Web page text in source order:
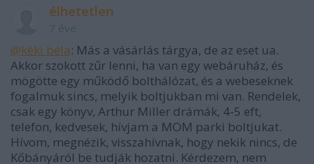
élhetetlen
@kéki béla: Más a vásárlás tárgya, de az eset ua.
Akkor szokott zűr lenni, ha van egy webáruház, és
mögötte egy működő bolthálózat, és a webeseknek
fogalmuk sincs, melyik boltjukban mi van. Rendelek,
csak egy könyv, Arthur Miller drámák, 4-5 eft,
telefon, kedvesek, hívjam a MOM parki boltjukat.
Hívom, megnézik, visszahívnak, hogy nekik nincs, de
Kőbányáról be tudják hozatni. Kérdezem, nem